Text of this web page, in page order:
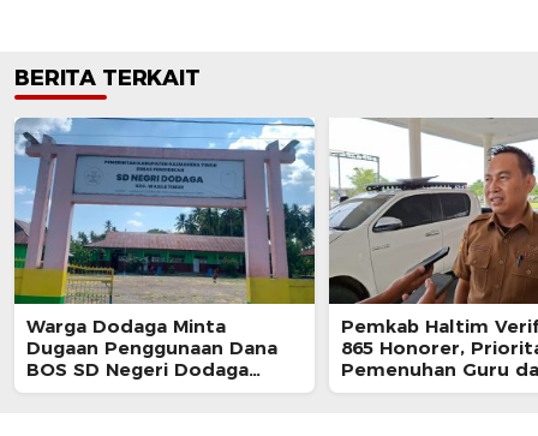
BERITA TERKAIT
Warga Dodaga Minta
Dugaan Penggunaan Dana
BOS SD Negeri Dodaga
Diselidiki
Pemkab Haltim
865 Honorer,
Pemenuhan Guru
Tenaga Kesehatan